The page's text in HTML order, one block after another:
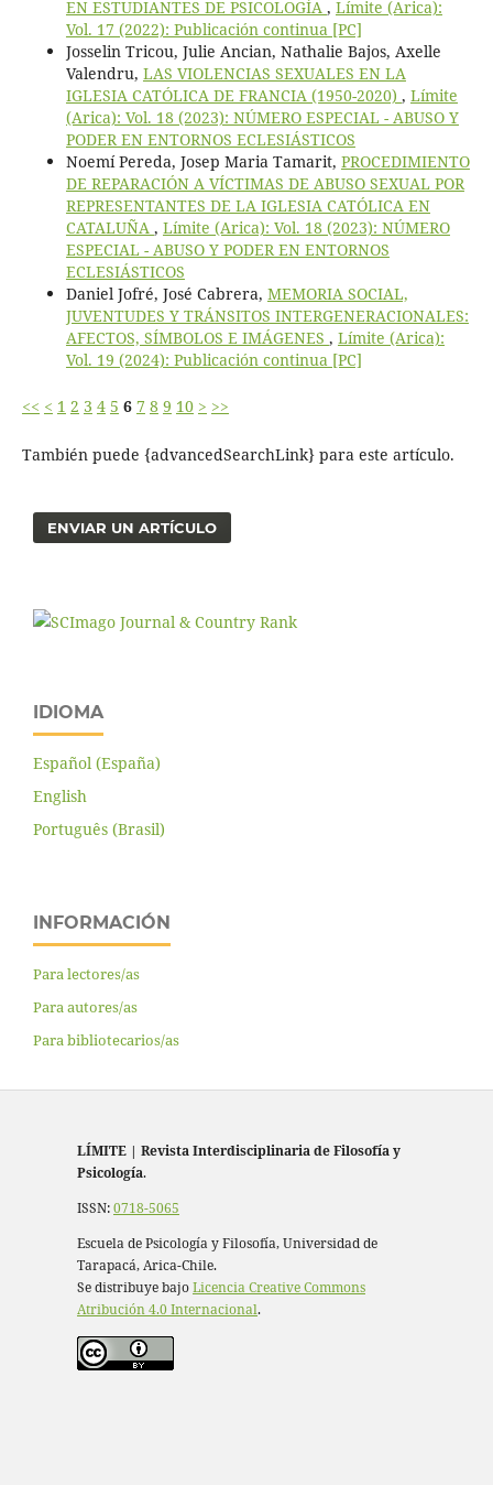
EN ESTUDIANTES DE PSICOLOGÍA , Límite (Arica):
Vol. 17 (2022): Publicación continua [PC]
Josselin Tricou, Julie Ancian, Nathalie Bajos, Axelle
Valendru, LAS VIOLENCIAS SEXUALES EN LA
IGLESIA CATÓLICA DE FRANCIA (1950-2020) , Límite
(Arica): Vol. 18 (2023): NÚMERO ESPECIAL - ABUSO Y
PODER EN ENTORNOS ECLESIÁSTICOS
Noemí Pereda, Josep Maria Tamarit, PROCEDIMIENTO
DE REPARACIÓN A VÍCTIMAS DE ABUSO SEXUAL POR
REPRESENTANTES DE LA IGLESIA CATÓLICA EN
CATALUÑA , Límite (Arica): Vol. 18 (2023): NÚMERO
ESPECIAL - ABUSO Y PODER EN ENTORNOS
ECLESIÁSTICOS
Daniel Jofré, José Cabrera, MEMORIA SOCIAL,
JUVENTUDES Y TRÁNSITOS INTERGENERACIONALES:
AFECTOS, SÍMBOLOS E IMÁGENES , Límite (Arica):
Vol. 19 (2024): Publicación continua [PC]
<< < 1 2 3 4 5 6 7 8 9 10 > >>
También puede {advancedSearchLink} para este artículo.
ENVIAR UN ARTÍCULO
IDIOMA
Español (España)
English
Português (Brasil)
INFORMACIÓN
Para lectores/as
Para autores/as
Para bibliotecarios/as
LÍMITE | Revista Interdisciplinaria de Filosofía y
Psicología.
ISSN:0718-5065
Escuela de Psicología y Filosofía, Universidad de
Tarapacá, Arica-Chile.
Se distribuye bajoLicencia Creative Commons
Atribución 4.0 Internacional.